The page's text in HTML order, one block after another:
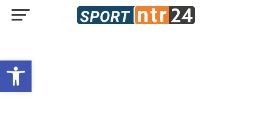
Open toolbar